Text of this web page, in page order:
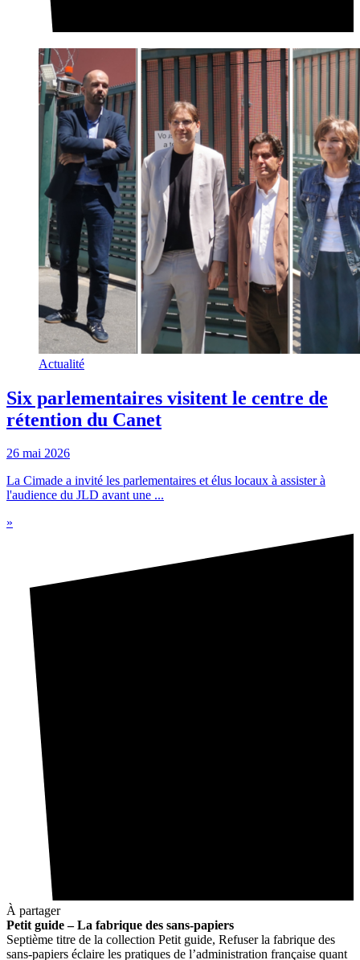
Actualité
Six parlementaires visitent le centre de
rétention du Canet
26 mai 2026
La Cimade a invité les parlementaires et élus locaux à assister à
l'audience du JLD avant une ...
»
À partager
Petit guide – La fabrique des sans-papiers
Septième titre de la collection Petit guide, Refuser la fabrique des
sans-papiers éclaire les pratiques de l’administration française quant